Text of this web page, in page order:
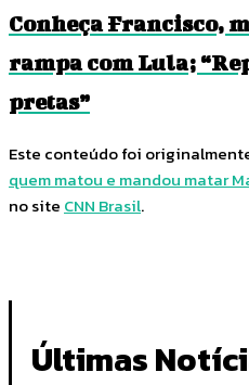
Conheça Francisco,
rampa com Lula;
pretas”
Este conteúdo foi
quem matou e mandou matar
no site CNN Brasil.
Últimas